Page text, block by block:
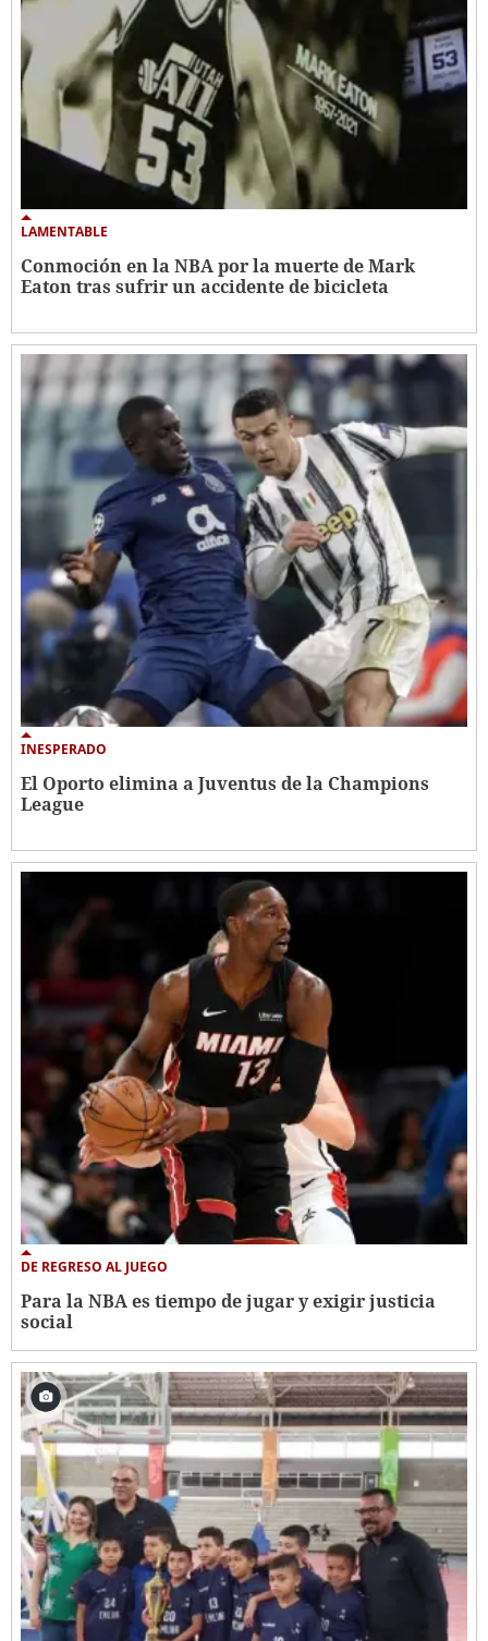
LAMENTABLE
Conmoción en la NBA por la muerte de Mark
Eaton tras sufrir un accidente de bicicleta
INESPERADO
El Oporto elimina a Juventus de la Champions
League
DE REGRESO AL JUEGO
Para la NBA es tiempo de jugar y exigir justicia
social